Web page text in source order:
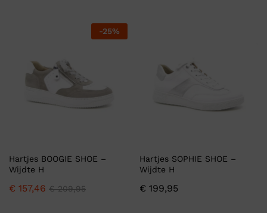
-25%
Hartjes BOOGIE SHOE –
Wijdte H
€ 157,46 €209,95
Hartjes SOPHIE SHOE –
Wijdte H
€ 199,95